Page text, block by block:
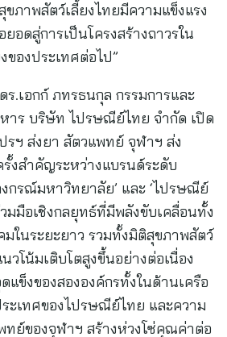
ขภาพสัตว์เลี้ยงไทยมีความแข็งแรง
อดสู่การเป็นโครงสร้างถาวรใน
ของประเทศต่อไป”
.เอกก์ ภทรธนกุล กรรมการและ
าร บริษัท ไปรษณีย์ไทย จำกัด เปิด
ปรฯ ส่งยา สัตวแพทย์ จุฬาฯ ส่ง
รั้งสำคัญระหว่างแบรนด์ระดับ
กรณ์มหาวิทยาลัย’ และ ‘ไปรษณีย์
มมือเชิงกลยุทธ์ที่มีพลังขับเคลื่อนทั้ง
มในระยะยาว รวมทั้งมิติสุขภาพสัตว์
วโน้มเติบโตสูงขึ้นอย่างต่อเนื่อง
ข็งของสององค์กรทั้งในด้านเครือ
ะเทศของไปรษณีย์ไทย และความ
ย์ของจุฬาฯ สร้างห่วงโซ่คุณค่าต่อ